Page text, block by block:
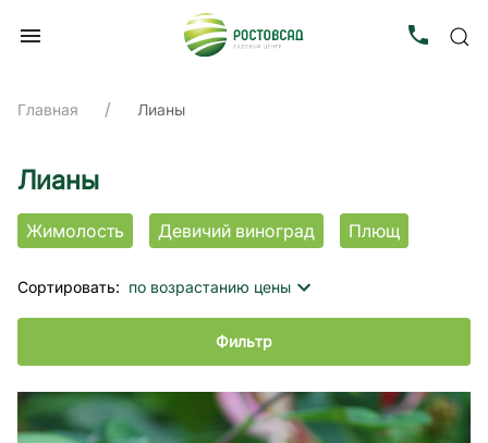
Главная Лианы
Лианы
Жимолость Девичий виноград Плющ
Сортировать: по возрастанию цены
Фильтр